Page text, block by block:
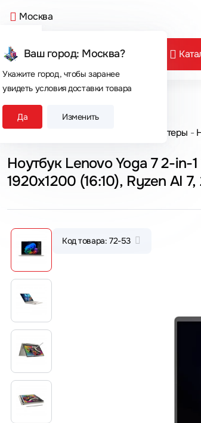
Москва
Ваш город: Москва?
Укажите город, чтобы заранее
увидеть условия доставки товара
Да Изменить
Сегодня покупают
Главная Компьютеры
Ноутбук Lenovo Yoga 7 2-in-
1920x1200 (16:10), Ryzen AI
Код товара: 72-53